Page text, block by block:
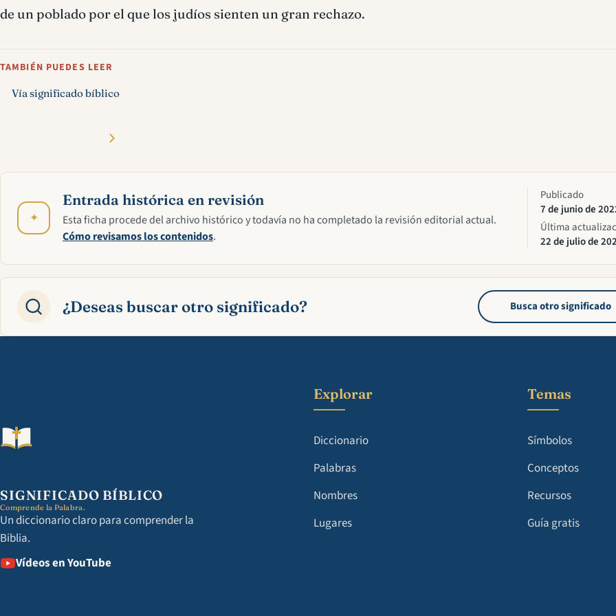
de un poblado por el que los judíos sienten un gran rechazo.
TAMBIÉN PUEDES LEER
Vía significado bíblico
✦
Entrada histórica en revisión
Esta ficha procede del archivo histórico y todavía no ha completado la revisión editorial actual.
Cómo revisamos los contenidos.
Publicado
7 de junio de
Última
22 de julio de
¿Deseas buscar otro significado? Busca otro significado
SIGNIFICADO BÍBLICO
Comprende la Palabra.
Un diccionario claro para comprender la
Biblia.
Vídeos en YouTube
Explorar
Diccionario
Palabras
Nombres
Lugares
Temas
Símbolos
Conceptos
Recursos
Guía gratis